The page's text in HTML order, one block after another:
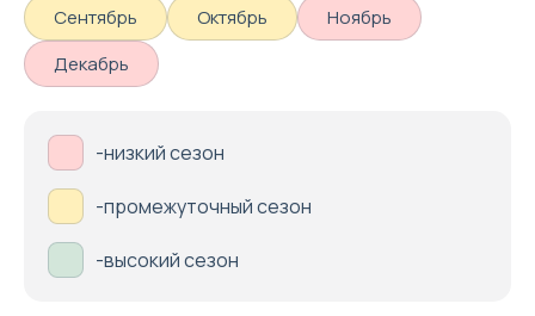
Сентябрь
Октябрь
Ноябрь
Декабрь
-низкий сезон
-промежуточный сезон
-высокий сезон